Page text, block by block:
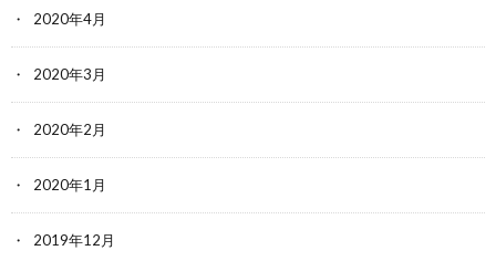
2020年4月
2020年3月
2020年2月
2020年1月
2019年12月